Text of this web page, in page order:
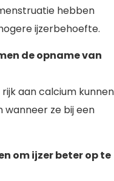
hebben
ijzerbehoefte.
de opname van
aan calcium kunnen
wanneer ze bij een
om ijzer beter op te